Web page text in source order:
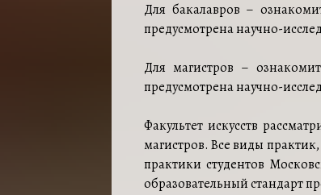
Для бакалавров –
предусмотрена научно-
Для магистров –
предусмотрена научно-
Факультет искусств
магистров. Все виды
практики студентов
образовательный стандарт